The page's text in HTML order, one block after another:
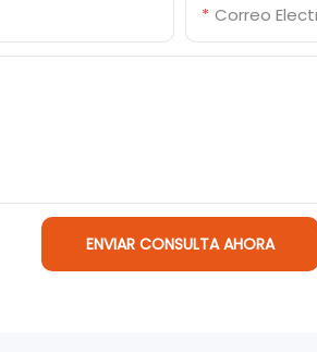
Correo
ENVIAR CONSULTA AHORA